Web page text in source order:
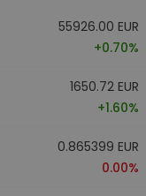
55926.00 EUR
+0.70%
1650.72 EUR
+1.60%
0.865399 EUR
0.00%